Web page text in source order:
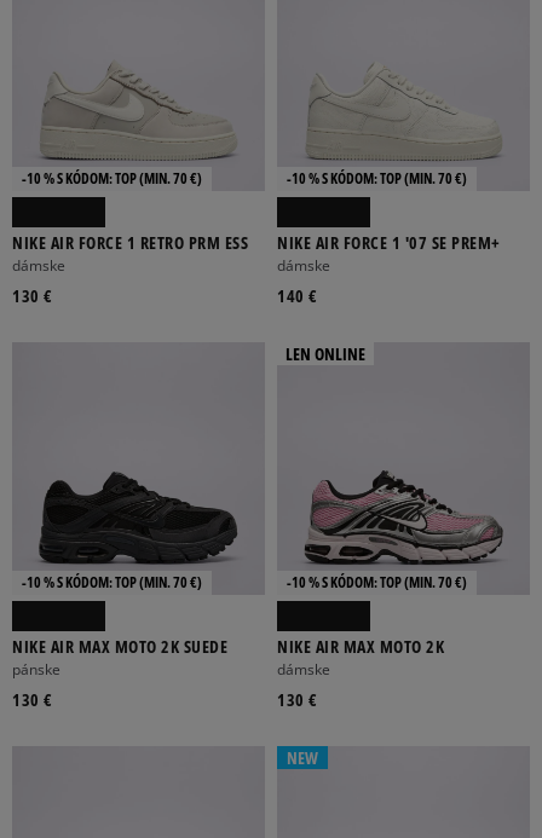
-10 % S KÓDOM: TOP (MIN. 70 €)
NIKE AIR FORCE 1 RETRO PRM ESS
dámske
130 €
-10 % S KÓDOM: TOP (MIN. 70 €)
NIKE AIR FORCE 1 '07 SE PREM+
dámske
140 €
-10 % S KÓDOM: TOP (MIN. 70 €)
NIKE AIR MAX MOTO 2K SUEDE
pánske
130 €
LEN ONLINE
-10 % S KÓDOM: TOP (MIN. 70 €)
NIKE AIR MAX MOTO 2K
dámske
130 €
NEW